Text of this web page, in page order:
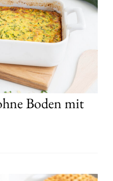
Boden mit